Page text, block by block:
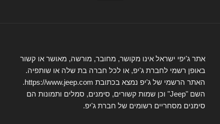
אתר ג'יפי ישראל אינו מקושר, מחובר, מורשה, מאושר או קשור
באופן רשמי לחברת ג'יפ, או לכל חברה בת שלה או שותפיה.
האתר הרשמי של ג'יפ נמצא בכתובת https://www.jeep.com.
השם "Jeep" וכן שמות קשורים, סימנים, סמלים ותמונות הם
סימנים מסחריים רשומים של חברת ג'יפ.